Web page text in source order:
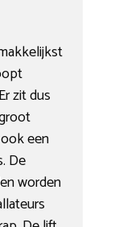
zit dus
een
De
worden